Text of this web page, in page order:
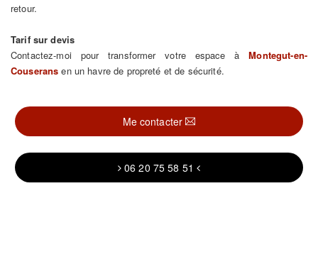
retour.
Tarif sur devis
Contactez-moi pour transformer votre espace àMontegut-en-
Couserans en un havre de propreté et de sécurité.
Me contacter
06 20 75 58 51